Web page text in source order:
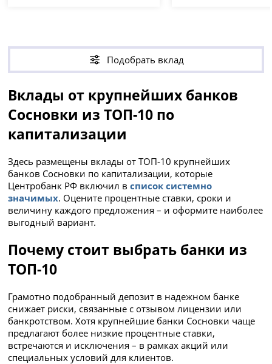
Подобрать вклад
Вклады от крупнейших банков
Сосновки из ТОП-10 по
капитализации
Здесь размещены вклады от ТОП-10 крупнейших
банков Сосновки по капитализации, которые
Центробанк РФ включил всписок системно
значимых. Оцените процентные ставки, сроки и
величину каждого предложения – и оформите наиболее
выгодный вариант.
Почему стоит выбрать банки из
ТОП-10
Грамотно подобранный депозит в надежном банке
снижает риски, связанные с отзывом лицензии или
банкротством. Хотя крупнейшие банки Сосновки чаще
предлагают более низкие процентные ставки,
встречаются и исключения – в рамках акций или
специальных условий для клиентов.